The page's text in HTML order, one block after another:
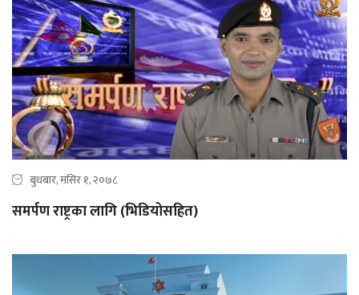
बुधबार, मंसिर १, २०७८
समर्पण राष्ट्रका लागि (भिडियोसहित)